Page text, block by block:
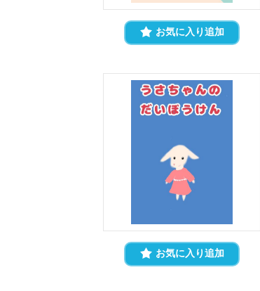
お気に入り追加
お気に入り追加